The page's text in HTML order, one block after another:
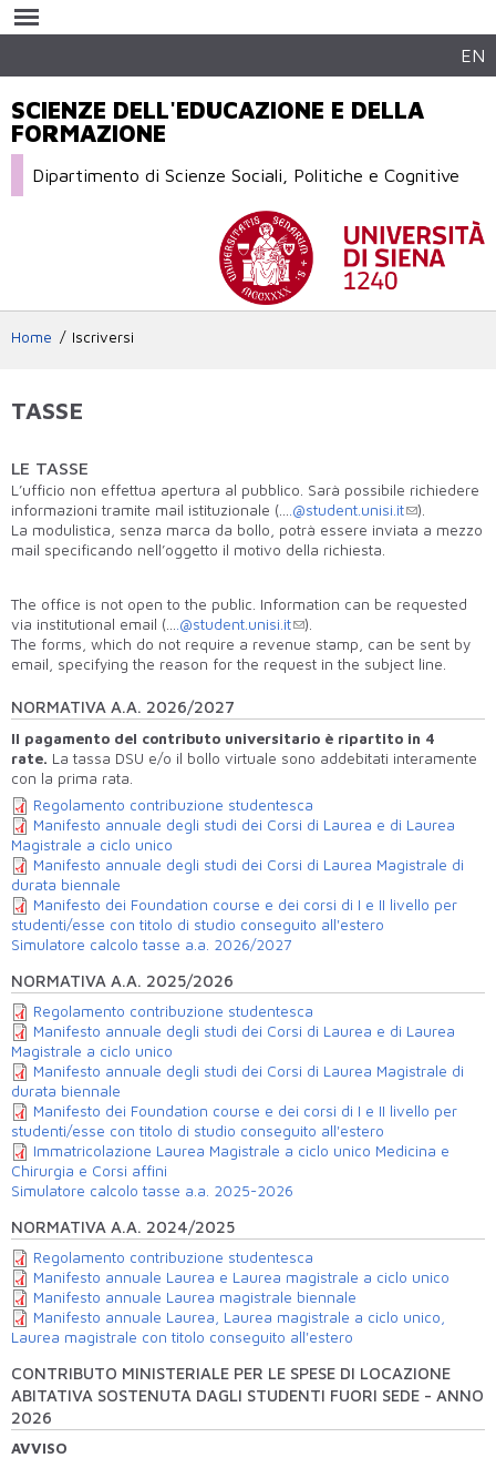
contenuto
EN
SCIENZE DELL'EDUCAZIONE E DELLA
FORMAZIONE
Dipartimento di Scienze Sociali, Politiche e Cognitive
Home Iscriversi
TASSE
LE TASSE
L’ufficio non effettua apertura al pubblico. Sarà possibile richiedere
informazioni tramite mail istituzionale (…
.@student.unisi.it
).
La modulistica, senza marca da bollo, potrà essere inviata a mezzo
mail specificando nell’oggetto il motivo della richiesta.
The office is not open to the public. Information can be requested
via institutional email (…
.@student.unisi.it
).
The forms, which do not require a revenue stamp, can be sent by
email, specifying the reason for the request in the subject line.
NORMATIVA A.A. 2026/2027
Il pagamento del contributo universitario è ripartito in 4
rate. La tassa DSU e/o il bollo virtuale sono addebitati interamente
con la prima rata.
Regolamento contribuzione studentesca
Manifesto annuale degli studi dei Corsi di Laurea e di Laurea
Magistrale a ciclo unico
Manifesto annuale degli studi dei Corsi di Laurea Magistrale di
durata biennale
Manifesto dei Foundation course e dei corsi di I e II livello per
studenti/esse con titolo di studio conseguito all'estero
Simulatore calcolo tasse a.a. 2026/2027
NORMATIVA A.A. 2025/2026
Regolamento contribuzione studentesca
Manifesto annuale degli studi dei Corsi di Laurea e di Laurea
Magistrale a ciclo unico
Manifesto annuale degli studi dei Corsi di Laurea Magistrale di
durata biennale
Manifesto dei Foundation course e dei corsi di I e II livello per
studenti/esse con titolo di studio conseguito all'estero
Immatricolazione Laurea Magistrale a ciclo unico Medicina e
Chirurgia e Corsi affini
Simulatore calcolo tasse a.a. 2025-2026
NORMATIVA A.A. 2024/2025
Regolamento contribuzione studentesca
Manifesto annuale Laurea e Laurea magistrale a ciclo unico
Manifesto annuale Laurea magistrale biennale
Manifesto annuale Laurea, Laurea magistrale a ciclo unico,
Laurea magistrale con titolo conseguito all'estero
CONTRIBUTO MINISTERIALE PER LE SPESE DI LOCAZIONE
ABITATIVA SOSTENUTA DAGLI STUDENTI FUORI SEDE - ANNO
2026
AVVISO